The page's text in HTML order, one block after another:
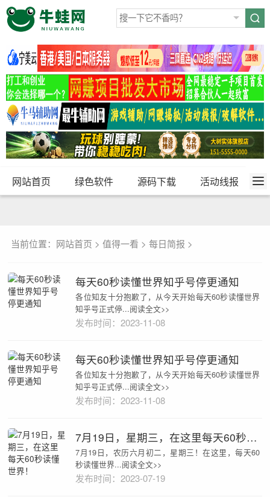
网站首页 绿色软件 源码下载 活动线报
当前位置： 网站首页 >值得一看 >每日简报 >
每天60秒读懂世界知乎号停更通知
各位知友十分抱歉了，从今天开始每天60秒读懂世界
知乎号正式停...阅读全文>>
发布时间：2023-11-08
每天60秒读懂世界知乎号停更通知
各位知友十分抱歉了，从今天开始每天60秒读懂世界
知乎号正式停...阅读全文>>
发布时间：2023-11-08
7月19日，星期三，在这里每天60秒读懂世界！
7月19日，农历六月初二，星期三！在这里，每天60
秒读懂世界...阅读全文>>
发布时间：2023-07-19